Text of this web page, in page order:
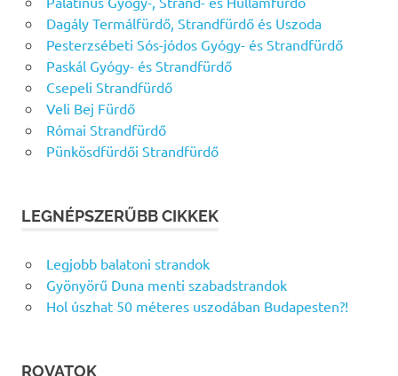
Dagály Termálfürdő, Strandfürdő és Uszoda
Pesterzsébeti Sós-jódos Gyógy- és Strandfürdő
Paskál Gyógy- és Strandfürdő
Csepeli Strandfürdő
Veli Bej Fürdő
Római Strandfürdő
Pünkösdfürdői Strandfürdő
LEGNÉPSZERŰBB CIKKEK
Legjobb balatoni strandok
Gyönyörű Duna menti szabadstrandok
Hol úszhat 50 méteres uszodában Budapesten?!
ROVATOK